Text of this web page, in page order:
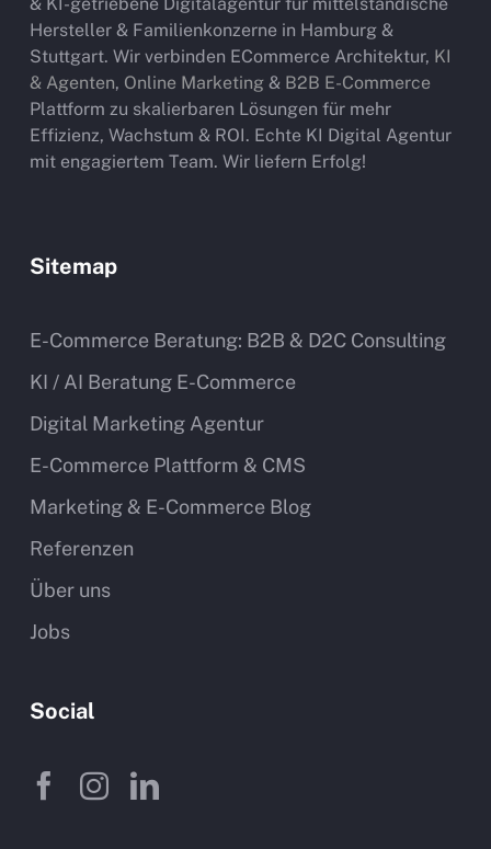
Hersteller & Familienkonzerne in Hamburg &
Stuttgart. Wir verbinden ECommerce Architektur, KI
& Agenten, Online Marketing& B2B E-Commerce
Plattform zu skalierbaren Lösungen für mehr
Effizienz, Wachstum & ROI. Echte KI Digital Agentur
mit engagiertem Team. Wir liefern Erfolg!
Sitemap
E-Commerce Beratung: B2B & D2C Consulting
KI / AI Beratung E-Commerce
Digital Marketing Agentur
E-Commerce Plattform & CMS
Marketing & E-Commerce Blog
Referenzen
Über uns
Jobs
Social